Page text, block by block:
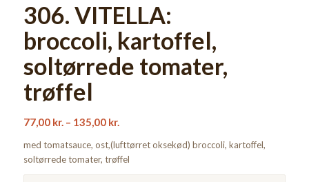
306. VITELLA:
broccoli, kartoffel,
soltørrede tomater,
trøffel
77,00 kr.– 135,00 kr.
med tomatsauce, ost,(lufttørret oksekød) broccoli, kartoffel,
soltørrede tomater, trøffel